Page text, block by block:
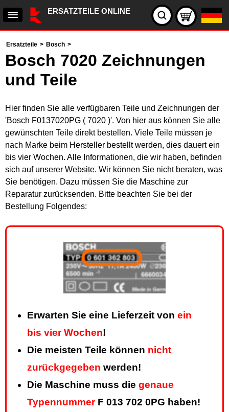
ERSATZTEILE ONLINE
Ersatzteile > Bosch >
Bosch 7020 Zeichnungen
und Teile
Hier finden Sie alle verfügbaren Teile und Zeichnungen der
'Bosch F0137020PG ( 7020 )'. Von hier aus können Sie alle
gewünschten Teile direkt bestellen. Viele Teile müssen je
nach Marke beim Hersteller bestellt werden, dies dauert ein
bis vier Wochen. Alle Informationen, die wir haben, befinden
sich auf unserer Website. Wir können Sie nicht beraten, was
Sie benötigen. Dazu müssen Sie die Maschine zur
Reparatur zurücksenden. Bitte beachten Sie bei der
Bestellung Folgendes:
Erwarten Sie eine Lieferzeit von ein
bis vier Wochen!
Die meisten Teile können nicht
zurückgegeben werden!
Die Maschine muss die genaue
TypennummerF 013 702 0PG haben!